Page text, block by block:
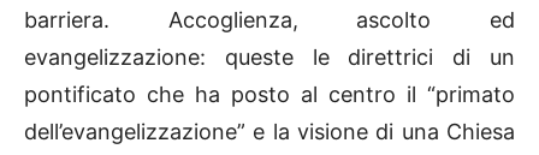
barriera. Accoglienza, ascolto ed
evangelizzazione: queste le direttrici di un
pontificato che ha posto al centro il “primato
dell’evangelizzazione” e la visione di una Chiesa